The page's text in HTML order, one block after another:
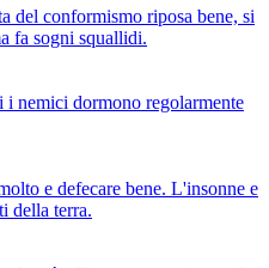
del conformismo riposa bene, si
fa sogni squallidi.
i nemici dormono regolarmente
e defecare bene. L'insonne e
della terra.